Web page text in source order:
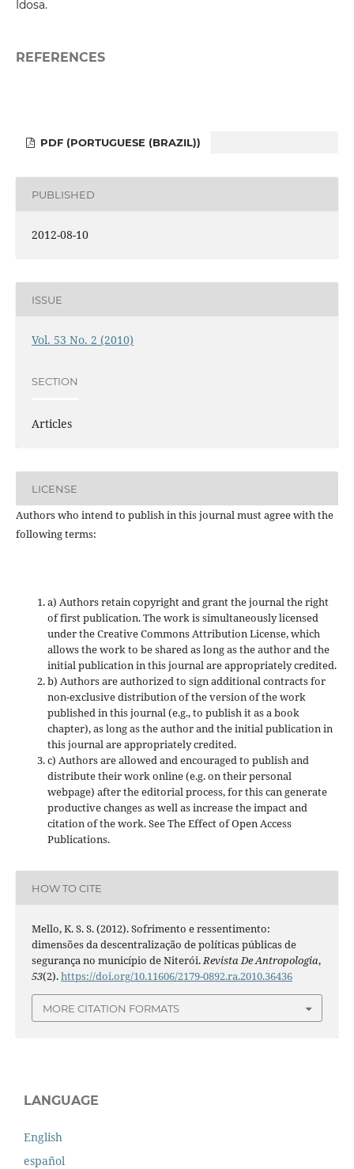
Idosa.
REFERENCES
PDF (PORTUGUESE (BRAZIL))
PUBLISHED
2012-08-10
ISSUE
Vol. 53 No. 2 (2010)
SECTION
Articles
LICENSE
Authors who intend to publish in this journal must agree with the
following terms:
a) Authors retain copyright and grant the journal the right
of first publication. The work is simultaneously licensed
under the Creative Commons Attribution License, which
allows the work to be shared as long as the author and the
initial publication in this journal are appropriately credited.
b) Authors are authorized to sign additional contracts for
non-exclusive distribution of the version of the work
published in this journal (e.g., to publish it as a book
chapter), as long as the author and the initial publication in
this journal are appropriately credited.
c) Authors are allowed and encouraged to publish and
distribute their work online (e.g. on their personal
webpage) after the editorial process, for this can generate
productive changes as well as increase the impact and
citation of the work. See The Effect of Open Access
Publications.
HOW TO CITE
Mello, K. S. S. (2012). Sofrimento e ressentimento:
dimensões da descentralização de políticas públicas de
segurança no município de Niterói.Revista De Antropologia,
53(2).https://doi.org/10.11606/2179-0892.ra.2010.36436
MORE CITATION FORMATS
LANGUAGE
English
español